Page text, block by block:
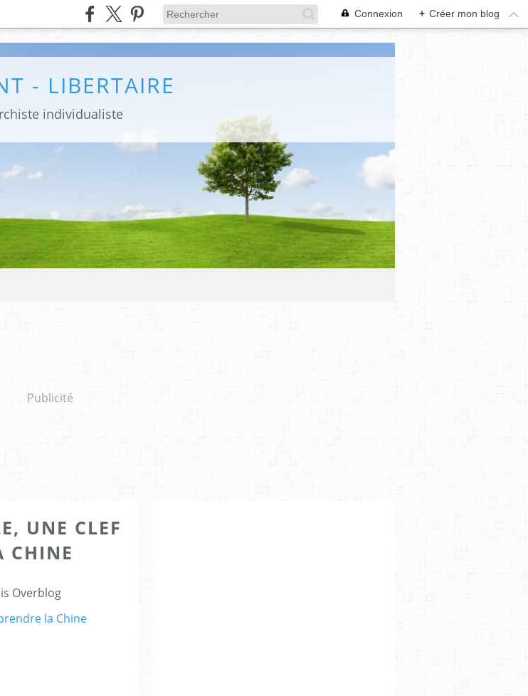
Connexion + Créer mon blog
- LIBERTAIRE
individualiste
Publicité
UNE CLEF
CHINE
Overblog